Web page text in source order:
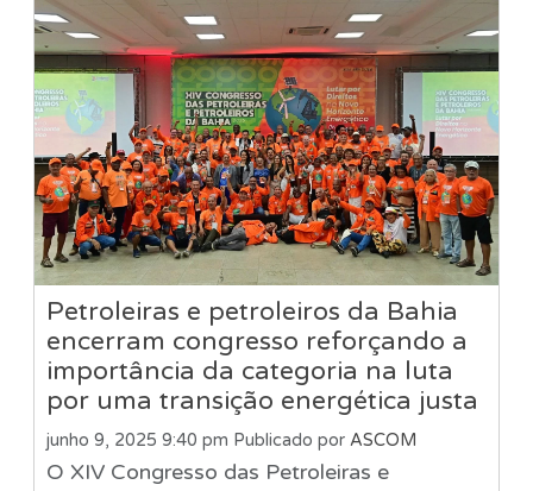
Petroleiras e petroleiros da Bahia
encerram congresso reforçando a
importância da categoria na luta
por uma transição energética justa
junho 9, 2025 9:40 pm Publicado por ASCOM
O XIV Congresso das Petroleiras e